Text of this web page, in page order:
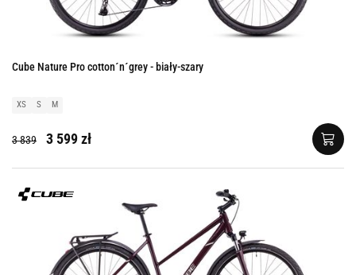
Cube Nature Pro cotton´n´grey - biały-szary
XS S M
3 839 3 599 zł